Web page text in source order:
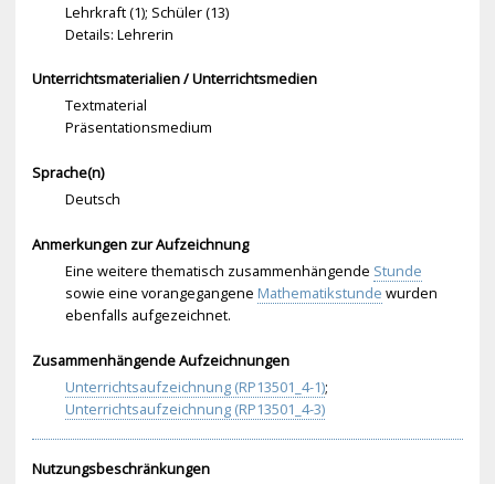
Lehrkraft (1); Schüler (13)
Details: Lehrerin
Unterrichtsmaterialien / Unterrichtsmedien
Textmaterial
Präsentationsmedium
Sprache(n)
Deutsch
Anmerkungen zur Aufzeichnung
Eine weitere thematisch zusammenhängende Stunde
sowie eine vorangegangene Mathematikstunde wurden
ebenfalls aufgezeichnet.
Zusammenhängende Aufzeichnungen
Unterrichtsaufzeichnung (RP13501_4-1);
Unterrichtsaufzeichnung (RP13501_4-3)
Nutzungsbeschränkungen